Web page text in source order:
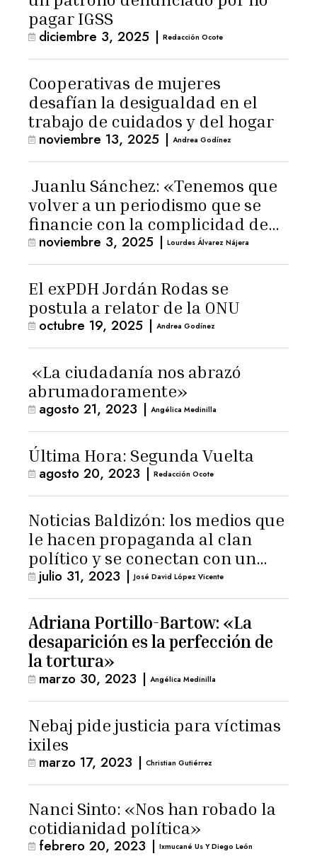
pagar IGSS
diciembre 3, 2025 | Redacción Ocote
Cooperativas de mujeres
desafían la desigualdad en el
trabajo de cuidados y del hogar
noviembre 13, 2025 | Andrea Godínez
Juanlu Sánchez: «Tenemos que
volver a un periodismo que se
financie con la complicidad de
los lectores»
noviembre 3, 2025 | Lourdes Álvarez Nájera
El exPDH Jordán Rodas se
postula a relator de la ONU
octubre 19, 2025 | Andrea Godínez
«La ciudadanía nos abrazó
abrumadoramente»
agosto 21, 2023 | Angélica Medinilla
Última Hora: Segunda Vuelta
agosto 20, 2023 | Redacción Ocote
Noticias Baldizón: los medios que
le hacen propaganda al clan
político y se conectan con un
hombre de confianza de
Giammattei
julio 31, 2023 | José David López Vicente
Adriana Portillo-Bartow: «La
desaparición es la perfección de
la tortura»
marzo 30, 2023 | Angélica Medinilla
Nebaj pide justicia para víctimas
ixiles
marzo 17, 2023 | Christian Gutiérrez
Nanci Sinto: «Nos han robado la
cotidianidad política»
febrero 20, 2023 | Ixmucané Us Y Diego León